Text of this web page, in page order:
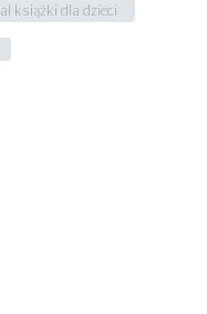
książki dla dzieci